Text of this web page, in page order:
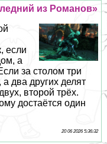
из Романов»
если
а
за столом три
два других делят
второй трёх.
достаётся один
20 06 2026 5:36:32